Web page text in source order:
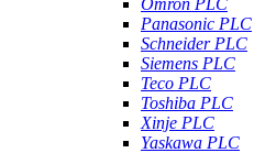
Omron PLC
Panasonic PLC
Schneider PLC
Siemens PLC
Teco PLC
Toshiba PLC
Xinje PLC
Yaskawa PLC